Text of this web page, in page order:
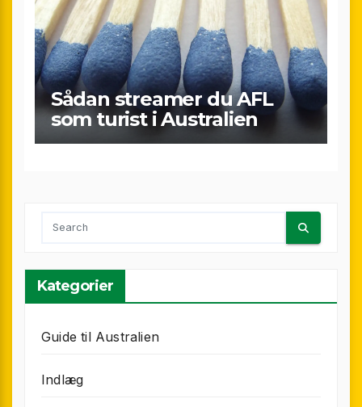
Sådan streamer du AFL
som turist i Australien
Kategorier
Guide til Australien
Indlæg